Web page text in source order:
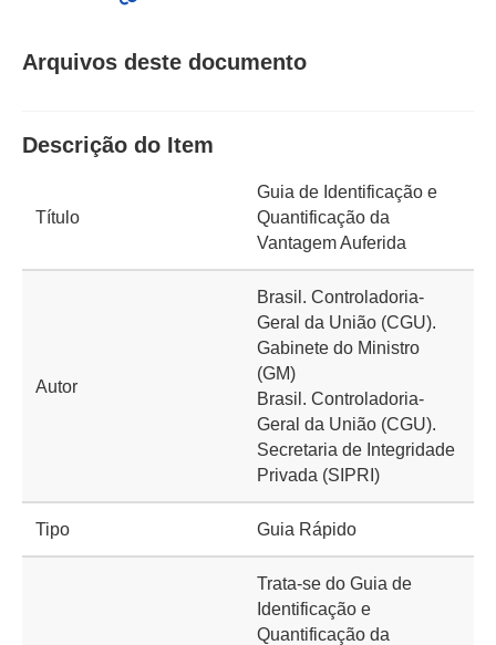
Arquivos deste documento
Descrição do Item
Título
Guia de Identificação e
Quantificação da
Vantagem Auferida
Autor
Brasil. Controladoria-
Geral da União (CGU).
Gabinete do Ministro
(GM)
Brasil. Controladoria-
Geral da União (CGU).
Secretaria de Integridade
Privada (SIPRI)
Tipo Guia Rápido
Trata-se do Guia de
Identificação e
Quantificação da